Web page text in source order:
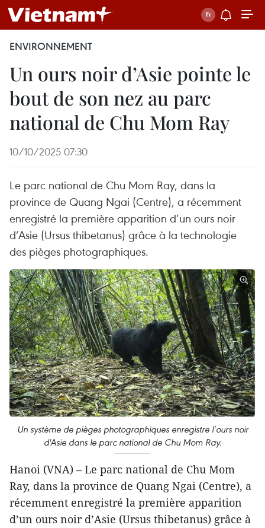
ENVIRONNEMENT
Un ours noir d’Asie pointe le
bout de son nez au parc
national de Chu Mom Ray
10/10/2025 07:30
Le parc national de Chu Mom Ray, dans la
province de Quang Ngai (Centre), a récemment
enregistré la première apparition d’un ours noir
d’Asie (Ursus thibetanus) grâce à la technologie
des pièges photographiques.
Un système de pièges photographiques enregistre l’ours noir
d'Asie dans le parc national de Chu Mom Ray.
Hanoi (VNA) – Le parc national de Chu Mom
Ray, dans la province de Quang Ngai (Centre), a
récemment enregistré la première apparition
d’un ours noir d’Asie (Ursus thibetanus) grâce à